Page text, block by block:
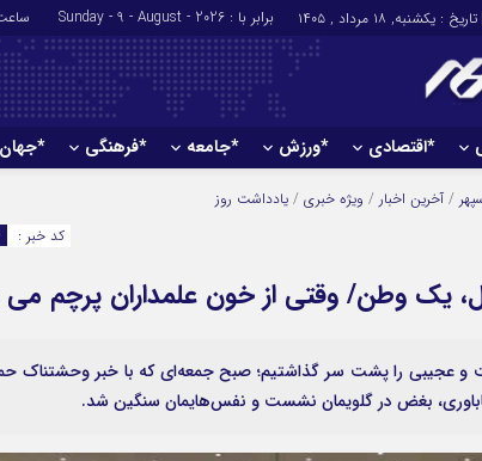
تاریخ : یکشنبه, ۱۸ مرداد , ۱۴۰۵ برابر با : Sunday - 9 - August - 2026
*اقتصادی *ورزش *جامعه *فرهنگی *جهان
آخرین اخبار
مجلس
احزاب و تشکلها
/ آخرین اخبار / ویژه خبری / یادداشت روز
کد خبر :
یک وطن/ وقتی از خون علمداران پرچم
عجیبی را پشت سر گذاشتیم؛ صبح جمعه‌ای که با خبر وحشتناک
بغض در گلویمان نشست و نفس‌هایمان سنگین شد.